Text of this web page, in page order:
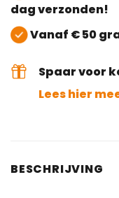
dag verzonden!
Vanaf € 50
Spaar voor
Lees hier
BESCHRIJVING